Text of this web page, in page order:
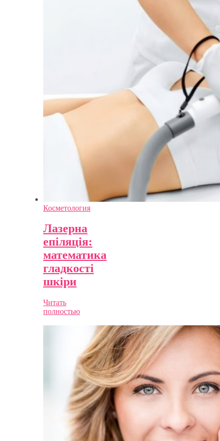
Косметология
Лазерна
епіляція:
математика
гладкості
шкіри
Читать
полностью